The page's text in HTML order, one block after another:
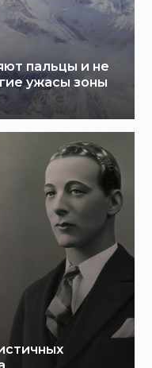
пальцы и не
ужасы зоны